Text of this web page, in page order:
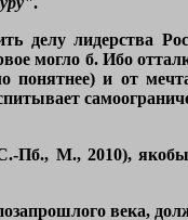
делу лидерства
могло б. Ибо
понятнее) и от
Пб., М., 2010), якобы
века,